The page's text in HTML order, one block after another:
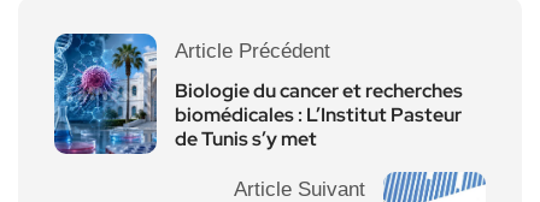
Article Précédent
Biologie du cancer et recherches
biomédicales : L’Institut Pasteur
de Tunis s’y met
Article Suivant